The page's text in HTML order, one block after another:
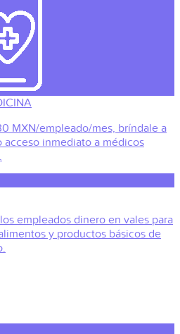
MXN/empleado/mes, bríndale a
acceso inmediato a médicos
empleados dinero en vales para
y productos básicos de